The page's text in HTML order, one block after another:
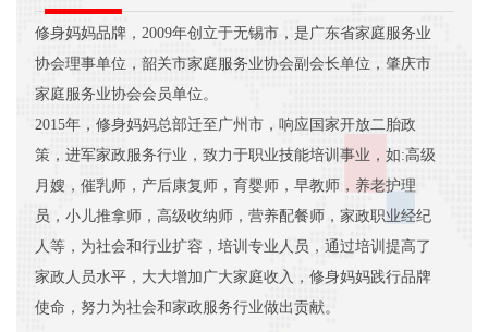
修身妈妈品牌，2009年创立于无锡市，是广东省家庭服务业
协会理事单位，韶关市家庭服务业协会副会长单位，肇庆市
家庭服务业协会会员单位。
2015年，修身妈妈总部迁至广州市，响应国家开放二胎政
策，进军家政服务行业，致力于职业技能培训事业，如:高级
月嫂，催乳师，产后康复师，育婴师，早教师，养老护理
员，小儿推拿师，高级收纳师，营养配餐师，家政职业经纪
人等，为社会和行业扩容，培训专业人员，通过培训提高了
家政人员水平，大大增加广大家庭收入，修身妈妈践行品牌
使命，努力为社会和家政服务行业做出贡献。